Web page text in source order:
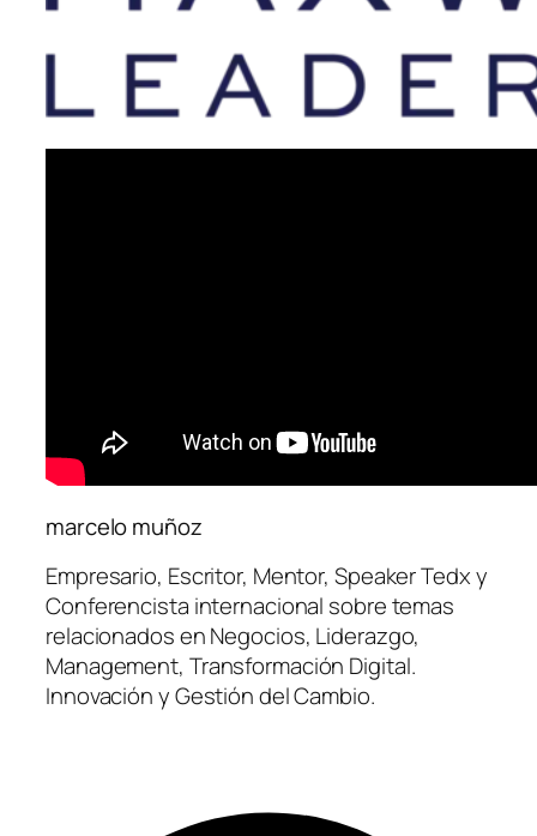
marcelo muñoz
Empresario, Escritor, Mentor, Speaker Tedx y
Conferencista internacional sobre temas
relacionados en Negocios, Liderazgo,
Management, Transformación Digital.
Innovación y Gestión del Cambio.